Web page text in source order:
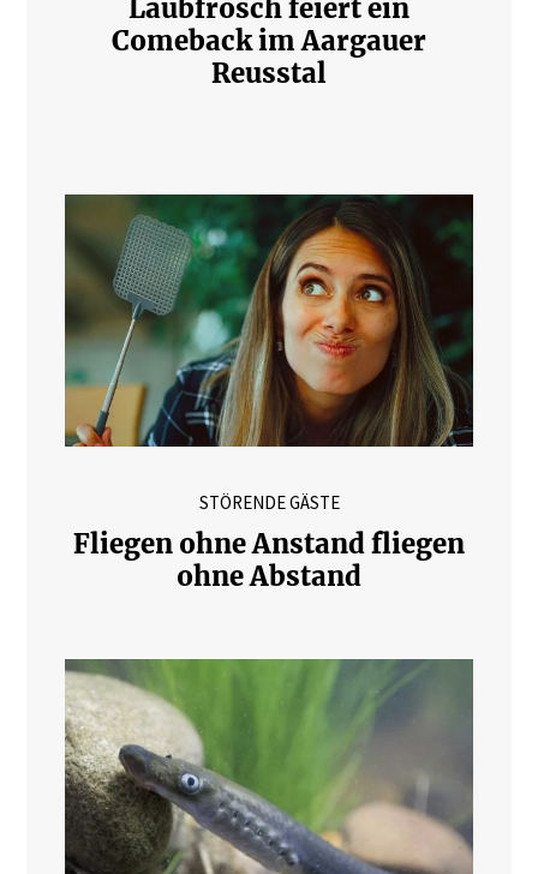
Laubfrosch feiert ein
Comeback im Aargauer
Reusstal
STÖRENDE GÄSTE
Fliegen ohne Anstand fliegen
ohne Abstand